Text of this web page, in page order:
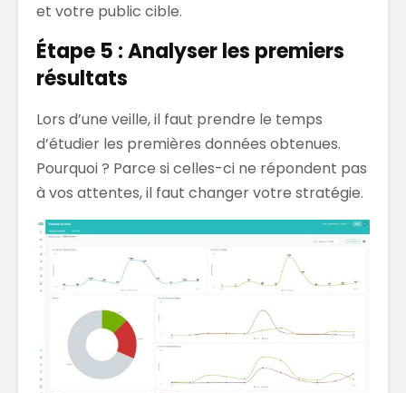
et votre public cible.
Étape 5 : Analyser les premiers
résultats
Lors d’une veille, il faut prendre le temps
d’étudier les premières données obtenues.
Pourquoi ? Parce si celles-ci ne répondent pas
à vos attentes, il faut changer votre stratégie.